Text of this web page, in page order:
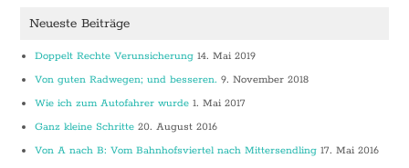
Neueste Beiträge
Doppelt Rechte Verunsicherung 14. Mai 2019
Von guten Radwegen; und besseren. 9. November 2018
Wie ich zum Autofahrer wurde 1. Mai 2017
Ganz kleine Schritte 20. August 2016
Von A nach B: Vom Bahnhofsviertel nach Mittersendling 17. Mai 2016